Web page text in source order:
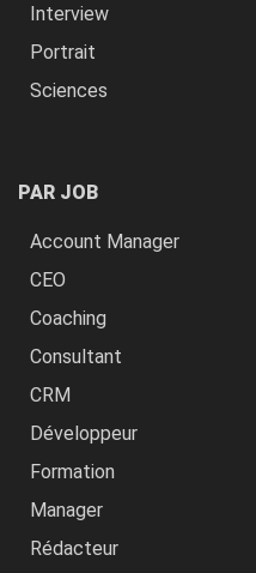
Interview
Portrait
Sciences
PAR JOB
Account Manager
CEO
Coaching
Consultant
CRM
Développeur
Formation
Manager
Rédacteur